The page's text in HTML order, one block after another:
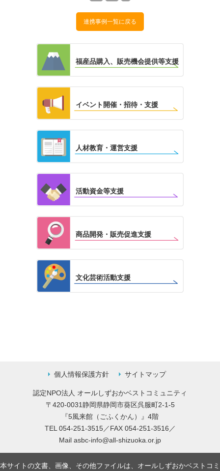
連携事例一覧に戻る
福産品購入、販売機会提供等支援
イベント開催・招待・支援
人材教育・運営支援
活動資金等支援
商品開発・販売促進支援
文化芸術活動支援
個人情報保護方針 サイトマップ
認定NPO法人 オールしずおかベストコミュニティ
〒420-0031静岡県静岡市葵区呉服町2-1-5
『5風来館（ごふくかん）』4階
TEL 054-251-3515／FAX 054-251-3516／
Mail asbc-info@all-shizuoka.or.jp
本サイトの文書、画像、その他ファイルは、オールしずおかベストコミ